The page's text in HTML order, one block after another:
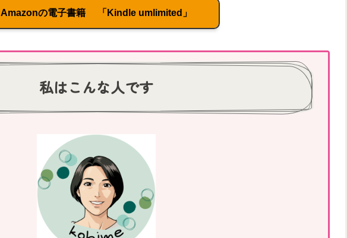
Amazonの電子書籍 「Kindle umlimited」
私はこんな人です